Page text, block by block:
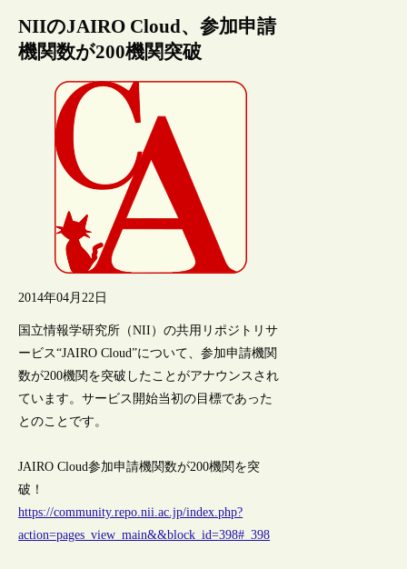
NIIのJAIRO Cloud、参加申請
機関数が200機関突破
2014年04月22日
国立情報学研究所（NII）の共用リポジトリサ
ービス“JAIRO Cloud”について、参加申請機関
数が200機関を突破したことがアナウンスされ
ています。サービス開始当初の目標であった
とのことです。
JAIRO Cloud参加申請機関数が200機関を突
破！
https://community.repo.nii.ac.jp/index.php?
action=pages_view_main&&block_id=398#_398